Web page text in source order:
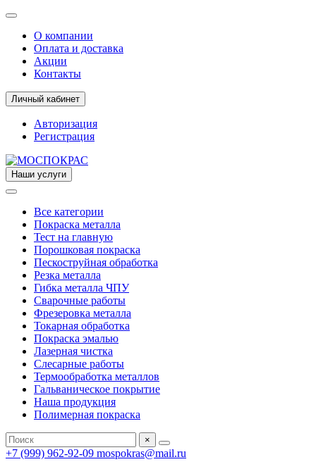
О компании
Оплата и доставка
Акции
Контакты
Личный кабинет
Авторизация
Регистрация
Наши услуги
Все категории
Покраска металла
Тест на главную
Порошковая покраска
Пескоструйная обработка
Резка металла
Гибка металла ЧПУ
Сварочные работы
Фрезеровка металла
Токарная обработка
Покраска эмалью
Лазерная чистка
Слесарные работы
Термообработка металлов
Гальваническое покрытие
Наша продукция
Полимерная покраска
×
+7 (999) 962-92-09 mospokras@mail.ru